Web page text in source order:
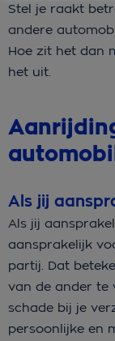
Stel je raakt
andere
Hoe zit het dan
het uit.
Als jij
Als jij
aansprakelijk
partij. Dat
van de ander te
schade bij je
persoonlijke en